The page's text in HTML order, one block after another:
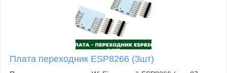
Плата переходник ESP8266 (3шт)